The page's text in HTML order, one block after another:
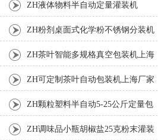
ZH液体物料半自动定量灌装机
ZH粉剂桌面式化学粉不锈钢分装机
ZH茶叶智能多规格真空包装机上海
厂家 ZH可定制茶叶自动包装机上海厂家
ZH颗粒塑料半自动5-25公斤定量包
装机 ZH调味品小瓶胡椒盐25克粉末灌装